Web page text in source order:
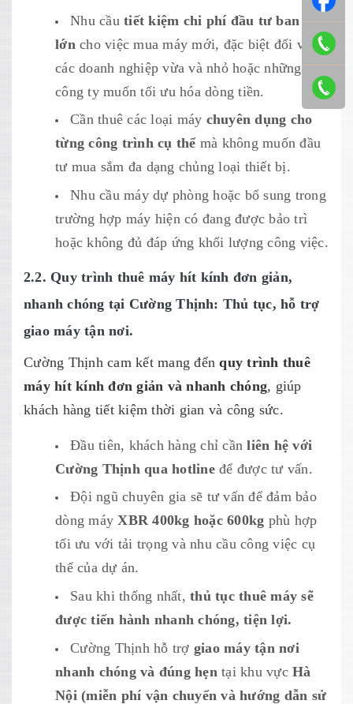
Nhu cầu tiết kiệm chi phí đầu tư ban đầu
lớn cho việc mua máy mới, đặc biệt đối với
các doanh nghiệp vừa và nhỏ hoặc những
công ty muốn tối ưu hóa dòng tiền.
Cần thuê các loại máy chuyên dụng cho
từng công trình cụ thểmà không muốn đầu
tư mua sắm đa dạng chủng loại thiết bị.
Nhu cầu máy dự phòng hoặc bổ sung trong
trường hợp máy hiện có đang được bảo trì
hoặc không đủ đáp ứng khối lượng công việc.
2.2. Quy trình thuê máy hít kính đơn giản,
nhanh chóng tại Cường Thịnh: Thủ tục, hỗ trợ
giao máy tận nơi.
Cường Thịnh cam kết mang đếnquy trình thuê
máy hít kính đơn giản và nhanh chóng, giúp
khách hàng tiết kiệm thời gian và công sức.
Đầu tiên, khách hàng chỉ cầnliên hệ với
Cường Thịnh qua hotlineđể được tư vấn.
Đội ngũ chuyên gia sẽ tư vấn để đảm bảo
dòng máyXBR 400kg hoặc 600kg phù hợp
tối ưu với tải trọng và nhu cầu công việc cụ
thể của dự án.
Sau khi thống nhất, thủ tục thuê máy sẽ
được tiến hành nhanh chóng, tiện lợi.
Cường Thịnh hỗ trợ giao máy tận nơi
nhanh chóng và đúng hẹn tại khu vực Hà
Nội (miễn phí vận chuyển và hướng dẫn sử